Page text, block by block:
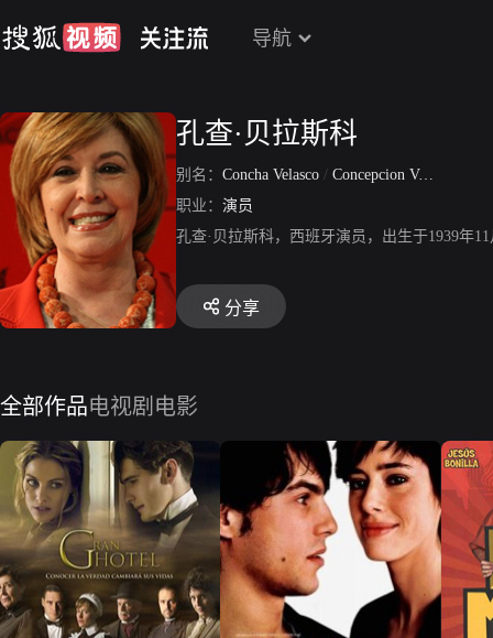
导航
孔查·贝拉斯科
别名： Concha Velasco / Concepcion Velasco Varona
职业： 演员
孔查·贝拉斯科，西班牙演员，出生于1939年
分享
全部作品电视剧 电影